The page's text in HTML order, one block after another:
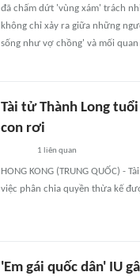
đã chấm dứt 'vùng xám' trách
không chỉ xảy ra giữa những
sống như vợ chồng' và mối
Tài tử Thành Long
con rơi
1 liên quan
HONG KONG (TRUNG QUỐC) -
việc phân chia quyền thừa kế
'Em gái quốc dân' IU